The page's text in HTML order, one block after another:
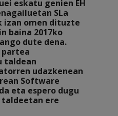
eskatu genien EH
SLa
izan omen dituzte
baina 2017ko
dute dena.
partea
taldean
udazkenean
Software
eta espero dugu
ere